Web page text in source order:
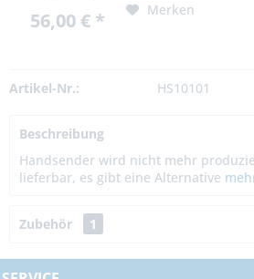
56,00 € * Merken
Artikel-Nr.: HS10101
Beschreibung
Handsender wird nicht mehr
lieferbar, es gibt eine Alternative
Zubehör 1